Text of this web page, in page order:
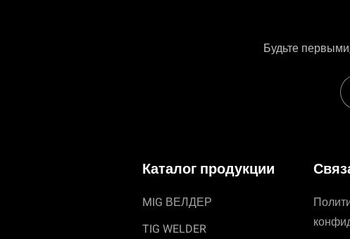
Будьте
Каталог продукции
MIG ВЕЛДЕР
TIG WELDER